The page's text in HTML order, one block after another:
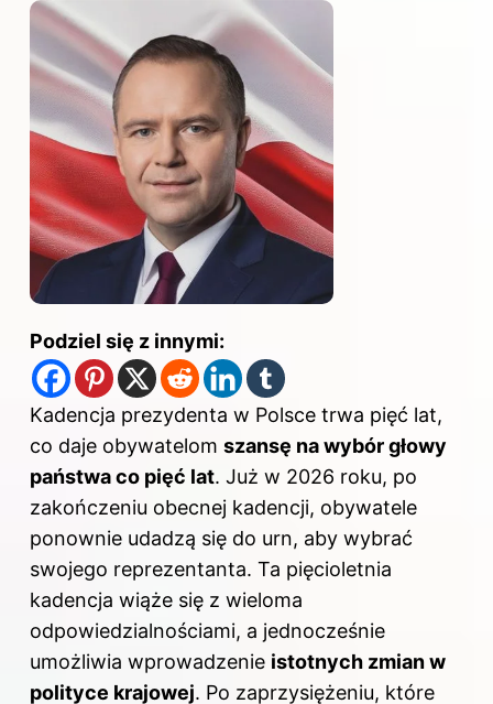
Podziel się z innymi:
Kadencja prezydenta w Polsce trwa pięć lat,
co daje obywatelom szansę na wybór głowy
państwa co pięć lat. Już w 2026 roku, po
zakończeniu obecnej kadencji, obywatele
ponownie udadzą się do urn, aby wybrać
swojego reprezentanta. Ta pięcioletnia
kadencja wiąże się z wieloma
odpowiedzialnościami, a jednocześnie
umożliwia wprowadzenie istotnych zmian w
polityce krajowej. Po zaprzysiężeniu, które